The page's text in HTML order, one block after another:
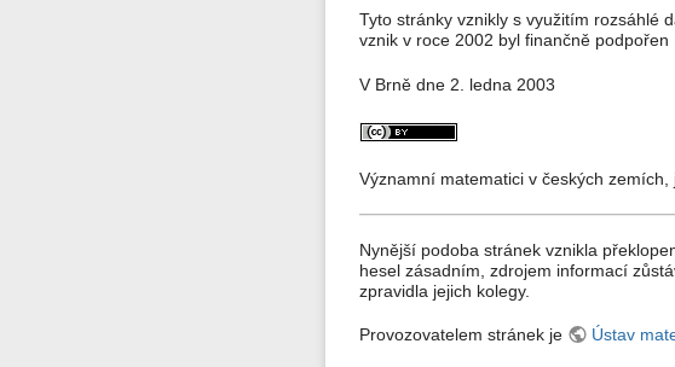
Tyto stránky vznikly s využitím rozsáhlé
vznik v roce 2002 byl finančně podpořen
V Brně dne 2. ledna 2003
Významní matematici v českých
Nynější podoba stránek vznikla
hesel zásadním, zdrojem informací
zpravidla jejich kolegy.
Provozovatelem stránek je Ústav